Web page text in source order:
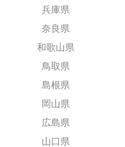
兵庫県
奈良県
和歌山県
鳥取県
島根県
岡山県
広島県
山口県